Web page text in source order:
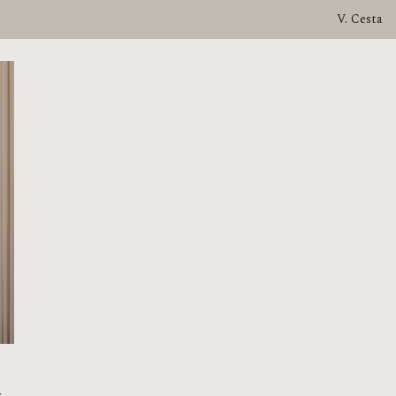
V. Cesta